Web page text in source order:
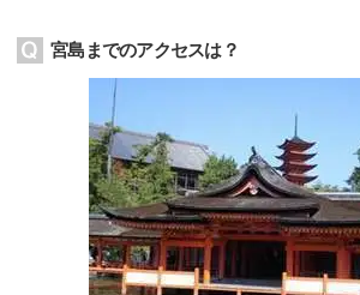
宮島までのアクセスは？